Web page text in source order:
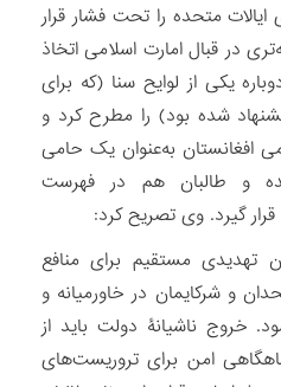
متحده را تحت فشار قرار
در قبال امارت اسلامی اتخاذ
سال 2023، وی دوباره یکی از لوایح سنا (که برای
بار در سپتامبر 2021 پیشنهاد شده بود) را مطرح کرد و
افغانستان به‌عنوان یک حامی
و طالبان هم در فهرست
گیرد. وی تصریح کرد:
تهدیدی مستقیم برای منافع
و شرکایمان در خاورمیانه و
ناشیانۀ دولت باید از
امن برای تروریست‌های